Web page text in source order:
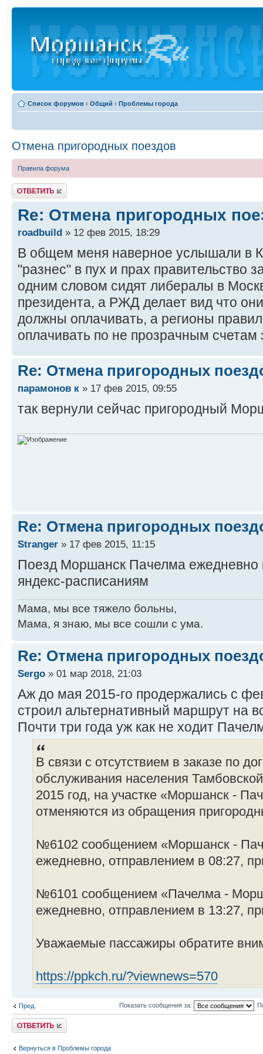
Список форумов ‹ Общий ‹ Проблемы города
Отмена пригородных поездов
Правила форума
Ответить
Re: Отмена пригородных
roadbuild » 12 фев 2015, 18:29
В общем меня наверное услышали в
"разнес" в пух и прах правительство
одним словом сидят либералы в
президента, а РЖД делает вид что
должны оплачивать, а регионы
оплачивать по не прозрачным счетам
Re: Отмена пригородных
парамонов к » 17 фев 2015, 09:55
так вернули сейчас пригородный
Re: Отмена пригородных
Stranger » 17 фев 2015, 11:15
Поезд Моршанск Пачелма ежедневно
яндекс-расписаниям
Мама, мы все тяжело больны,
Мама, я знаю, мы все сошли с ума.
Re: Отмена пригородных
Sergo » 01 мар 2018, 21:03
Аж до мая 2015-го продержались с
строил альтернативный маршрут на
Почти три года уж как не ходит
В связи с отсутствием в заказе по
обслуживания населения
2015 год, на участке «Моршанск -
отменяются из обращения
№6102 сообщением «Моршанск -
ежедневно, отправлением в 08:27,
№6101 сообщением «Пачелма -
ежедневно, отправлением в 13:27,
Уважаемые пассажиры обратите
https://ppkch.ru/?viewnews=570
Пред. Показать сообщения за:
Ответить
Вернуться в Проблемы города